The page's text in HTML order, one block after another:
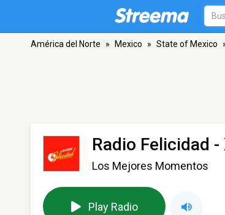
América del Norte » Mexico » State of Mexico
Radio Felicidad -
Los Mejores Momentos
Play Radio